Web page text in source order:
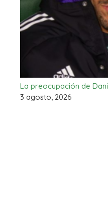
La preocupación de
3 agosto, 2026